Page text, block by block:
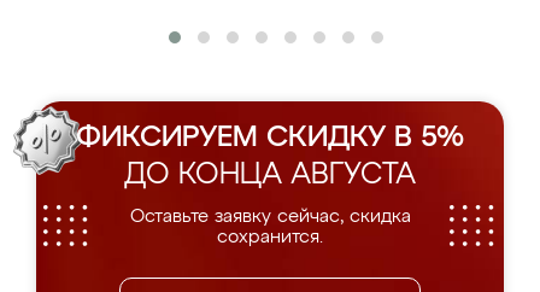
ФИКСИРУЕМ СКИДКУ В 5%
ДО КОНЦА АВГУСТА
Оставьте заявку сейчас, скидка
сохранится.